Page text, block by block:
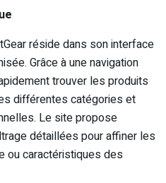
réside dans son interface
Grâce à une navigation
trouver les produits
différentes catégories et
Le site propose
détaillées pour affiner les
ou caractéristiques des